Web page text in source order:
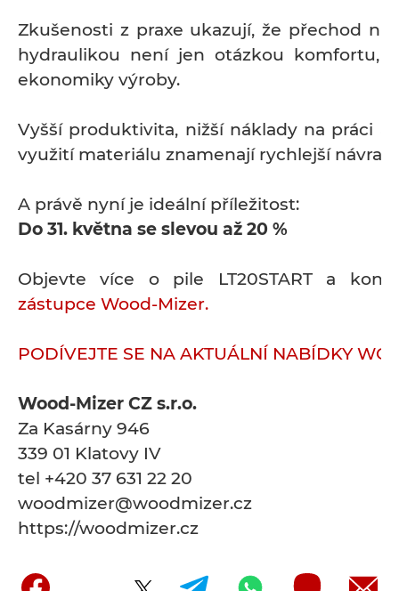
Zkušenosti z praxe ukazují, že přechod na
hydraulikou není jen otázkou komfortu,
ekonomiky výroby.
Vyšší produktivita, nižší náklady na práci a
využití materiálu znamenají rychlejší
A právě nyní je ideální příležitost:
Do 31. května se slevou až 20 %
Objevte více o pile LT20START a
zástupce Wood-Mizer.
PODÍVEJTE SE NA AKTUÁLNÍ NABÍDKY
Wood-Mizer CZ s.r.o.
Za Kasárny 946
339 01 Klatovy IV
tel +420 37 631 22 20
woodmizer@woodmizer.cz
https://woodmizer.cz